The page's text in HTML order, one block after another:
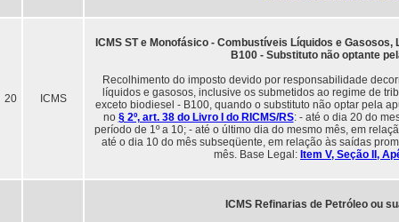
20 ICMS
ICMS ST e Monofásico - Combustíveis Líquidos e
B100 - Substituto não optante
Recolhimento do imposto devido por responsabilidade
líquidos e gasosos, inclusive os submetidos ao regime de
exceto biodiesel - B100, quando o substituto não optar pela
no § 2º, art. 38 do Livro I do RICMS/RS: - até o dia 20 do
período de 1º a 10; - até o último dia do mesmo mês, em
até o dia 10 do mês subseqüente, em relação às saídas
mês. Base Legal: Item V, Seção II,
ICMS Refinarias de Petróleo ou